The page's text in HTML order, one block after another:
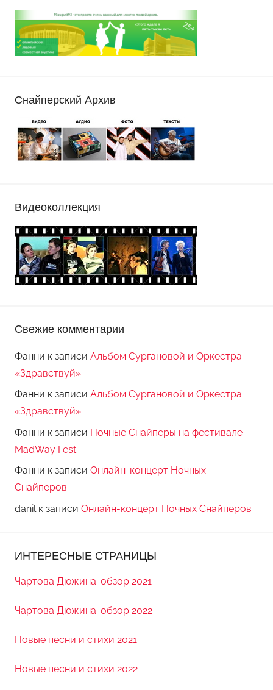
Снайперский Архив
Видеоколлекция
Свежие комментарии
Фанни к записи Альбом Сургановой и Оркестра
«Здравствуй»
Фанни к записи Альбом Сургановой и Оркестра
«Здравствуй»
Фанни к записи Ночные Снайперы на фестивале
MadWay Fest
Фанни к записи Онлайн-концерт Ночных
Снайперов
danil к записи Онлайн-концерт Ночных Снайперов
ИНТЕРЕСНЫЕ СТРАНИЦЫ
Чартова Дюжина: обзор 2021
Чартова Дюжина: обзор 2022
Новые песни и стихи 2021
Новые песни и стихи 2022